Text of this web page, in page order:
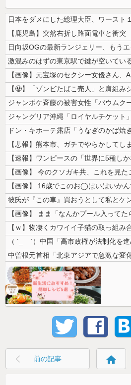
【画像】元宝塚のセクシー女優さん、
【悲報】熊本市、ガチでやらかしてし
【ｗ】物凄くカワイイ子猫の取っ組み
中曽根元首相「北東アジアで急激な変
前の記事 home